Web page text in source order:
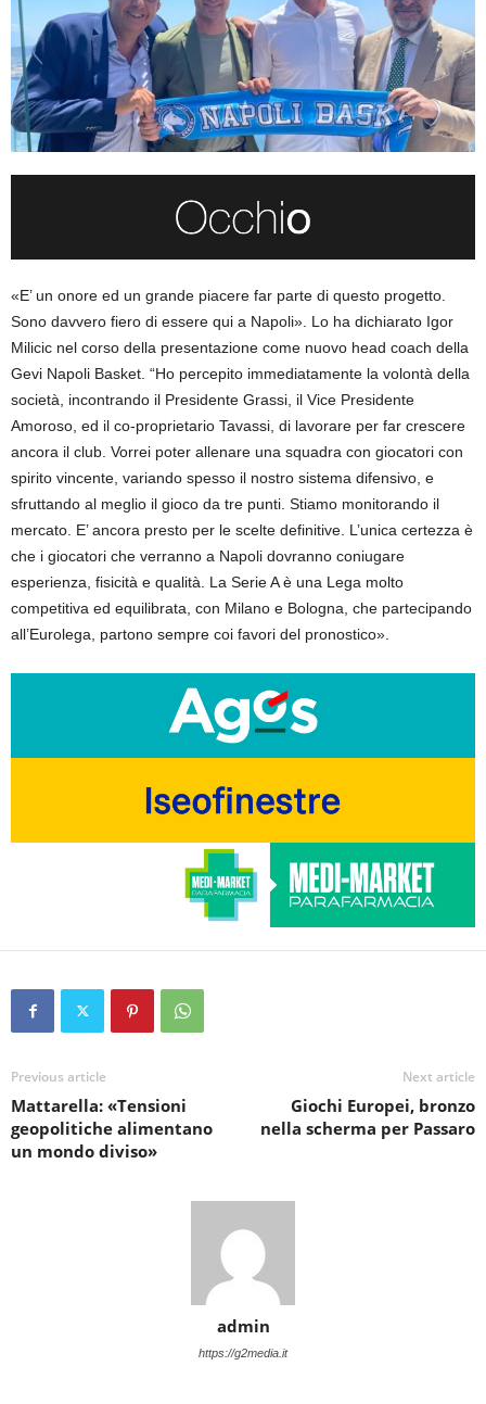
«E’ un onore ed un grande piacere far parte di questo progetto.
Sono davvero fiero di essere qui a Napoli». Lo ha dichiarato Igor
Milicic nel corso della presentazione come nuovo head coach della
Gevi Napoli Basket. “Ho percepito immediatamente la volontà della
società, incontrando il Presidente Grassi, il Vice Presidente
Amoroso, ed il co-proprietario Tavassi, di lavorare per far crescere
ancora il club. Vorrei poter allenare una squadra con giocatori con
spirito vincente, variando spesso il nostro sistema difensivo, e
sfruttando al meglio il gioco da tre punti. Stiamo monitorando il
mercato. E’ ancora presto per le scelte definitive. L’unica certezza è
che i giocatori che verranno a Napoli dovranno coniugare
esperienza, fisicità e qualità. La Serie A è una Lega molto
competitiva ed equilibrata, con Milano e Bologna, che partecipando
all’Eurolega, partono sempre coi favori del pronostico».
Previous article
Mattarella: «Tensioni
geopolitiche alimentano
un mondo diviso»
Next article
Giochi Europei, bronzo
nella scherma per Passaro
admin
https://g2media.it